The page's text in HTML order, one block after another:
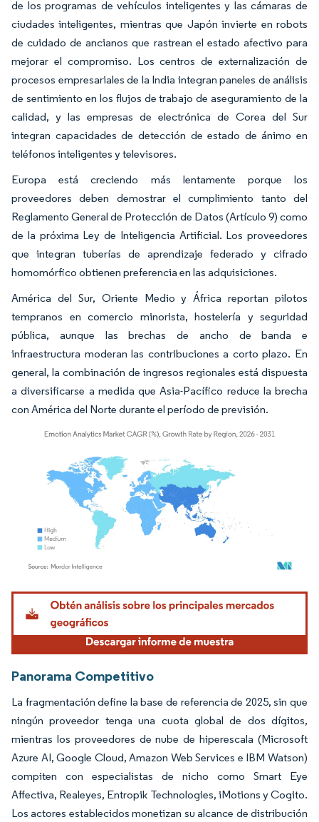
de los programas de vehículos inteligentes y las cámaras de
ciudades inteligentes, mientras que Japón invierte en robots
de cuidado de ancianos que rastrean el estado afectivo para
mejorar el compromiso. Los centros de externalización de
procesos empresariales de la India integran paneles de análisis
de sentimiento en los flujos de trabajo de aseguramiento de la
calidad, y las empresas de electrónica de Corea del Sur
integran capacidades de detección de estado de ánimo en
teléfonos inteligentes y televisores.
Europa está creciendo más lentamente porque los
proveedores deben demostrar el cumplimiento tanto del
Reglamento General de Protección de Datos (Artículo 9) como
de la próxima Ley de Inteligencia Artificial. Los proveedores
que integran tuberías de aprendizaje federado y cifrado
homomórfico obtienen preferencia en las adquisiciones.
América del Sur, Oriente Medio y África reportan pilotos
tempranos en comercio minorista, hostelería y seguridad
pública, aunque las brechas de ancho de banda e
infraestructura moderan las contribuciones a corto plazo. En
general, la combinación de ingresos regionales está dispuesta
a diversificarse a medida que Asia-Pacífico reduce la brecha
con América del Norte durante el período de previsión.
Imagen © Mordor Intelligence. El uso requiere atribución según CC BY 4.0.
Panorama Competitivo
La fragmentación define la base de referencia de 2025, sin que
ningún proveedor tenga una cuota global de dos dígitos,
mientras los proveedores de nube de hiperescala (Microsoft
Azure AI, Google Cloud, Amazon Web Services e IBM Watson)
compiten con especialistas de nicho como Smart Eye
Affectiva, Realeyes, Entropik Technologies, iMotions y Cogito.
Los actores establecidos monetizan su alcance de distribución